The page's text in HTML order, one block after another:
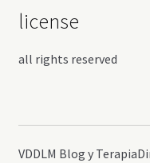
license
all rights reserved
VDDLM Blog y